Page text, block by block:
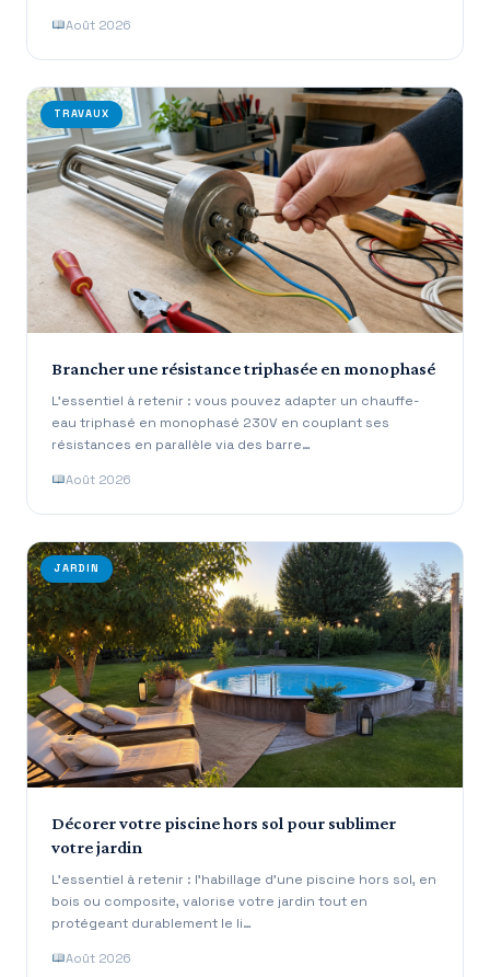
Août 2026
TRAVAUX
Brancher une résistance triphasée en monophasé
L’essentiel à retenir : vous pouvez adapter un chauffe-
eau triphasé en monophasé 230V en couplant ses
résistances en parallèle via des barre…
Août 2026
JARDIN
Décorer votre piscine hors sol pour sublimer
votre jardin
L’essentiel à retenir : l’habillage d’une piscine hors sol, en
bois ou composite, valorise votre jardin tout en
protégeant durablement le li…
Août 2026